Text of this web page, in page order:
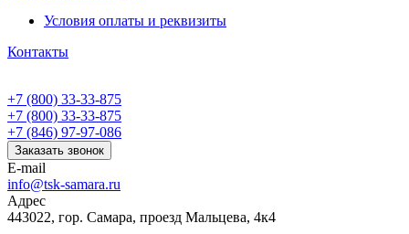
Условия оплаты и реквизиты
Контакты
+7 (800) 33-33-875
+7 (800) 33-33-875
+7 (846) 97-97-086
Заказать звонок
E-mail
info@tsk-samara.ru
Адрес
443022, гор. Самара, проезд Мальцева, 4к4